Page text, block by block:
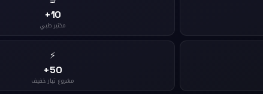
10+
مختبر طبي
⚡
50+
مشروع تيار خفيف